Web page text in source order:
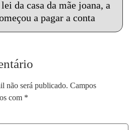
da casa da mãe joana, a
a pagar a conta
não será publicado. Campos
com *